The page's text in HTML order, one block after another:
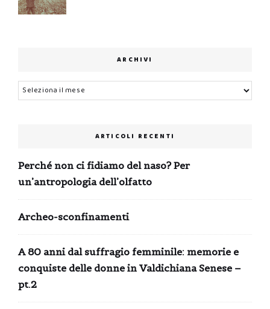
ARCHIVI
Archivi
ARTICOLI RECENTI
Perché non ci fidiamo del naso? Per
un’antropologia dell’olfatto
Archeo-sconfinamenti
A 80 anni dal suffragio femminile: memorie e
conquiste delle donne in Valdichiana Senese –
pt.2